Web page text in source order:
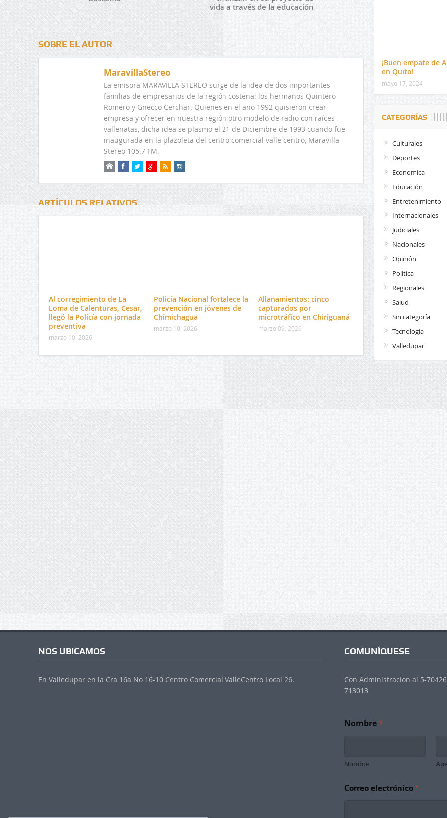
vida a través de la educación
SOBRE EL AUTOR
MaravillaStereo
La emisora MARAVILLA STEREO surge de la idea de dos importantes
familias de empresarios de la región costeña: los hermanos Quintero
Romero y Gnecco Cerchar. Quienes en el año 1992 quisieron crear
empresa y ofrecer en nuestra región otro modelo de radio con raíces
vallenatas, dicha idea se plasmo el 21 de Diciembre de 1993 cuando fue
inaugurada en la plazoleta del centro comercial valle centro, Maravilla
Stereo 105.7 FM.
ARTÍCULOS RELATIVOS
Al corregimiento de La
Loma de Calenturas, Cesar,
llegó la Policía con jornada
preventiva
marzo 10, 2026
Policía Nacional fortalece la
prevención en jóvenes de
Chimichagua
marzo 10, 2026
Allanamientos: cinco
capturados por
microtráfico en Chiriguaná
marzo 09, 2026
¡Buen empate de
en Quito!
mayo 17, 2024
CATEGORÍAS
Culturales
Deportes
Economica
Educación
Entretenimiento
Internacionales
Judiciales
Nacionales
Opinión
Politica
Regionales
Salud
Sin categoría
Tecnologia
Valledupar
NOS UBICAMOS
En Valledupar en la Cra 16a No 16-10 Centro Comercial ValleCentro Local 26.
COMUNÍQUESE
Con Administracion al 5-
713013
Nombre*
Nombre
e
Correo electrónico *